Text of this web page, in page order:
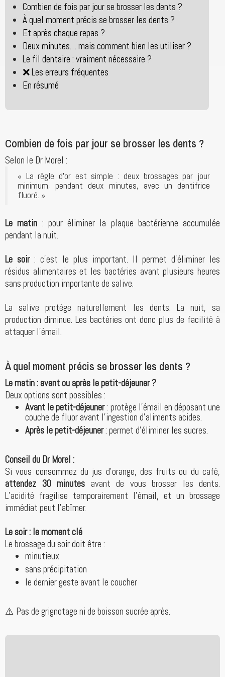
Combien de fois par jour se brosser les dents ?
À quel moment précis se brosser les dents ?
Et après chaque repas ?
Deux minutes… mais comment bien les utiliser ?
Le fil dentaire : vraiment nécessaire ?
❌ Les erreurs fréquentes
En résumé
Combien de fois par jour se brosser les dents ?
Selon le Dr Morel :
« La règle d’or est simple : deux brossages par jour
minimum, pendant deux minutes, avec un dentifrice
fluoré. »
Le matin : pour éliminer la plaque bactérienne accumulée
pendant la nuit.
Le soir: c’est le plus important. Il permet d’éliminer les
résidus alimentaires et les bactéries avant plusieurs heures
sans production importante de salive.
La salive protège naturellement les dents. La nuit, sa
production diminue. Les bactéries ont donc plus de facilité à
attaquer l’émail.
À quel moment précis se brosser les dents ?
Le matin : avant ou après le petit-déjeuner ?
Deux options sont possibles :
Avant le petit-déjeuner: protège l’émail en déposant une
couche de fluor avant l’ingestion d’aliments acides.
Après le petit-déjeuner: permet d’éliminer les sucres.
Conseil du Dr Morel :
Si vous consommez du jus d’orange, des fruits ou du café,
attendez 30 minutes avant de vous brosser les dents.
L’acidité fragilise temporairement l’émail, et un brossage
immédiat peut l’abîmer.
Le soir : le moment clé
Le brossage du soir doit être :
minutieux
sans précipitation
le dernier geste avant le coucher
⚠️ Pas de grignotage ni de boisson sucrée après.